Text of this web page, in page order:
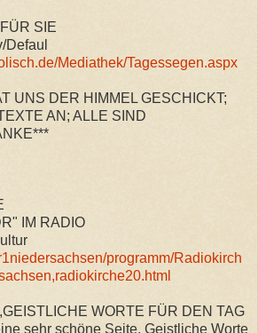
SIE
Defaul
Mediathek/Tagessegen.aspx
UNS DER HIMMEL GESCHICKT;
AN; ALLE SIND
IM RADIO
programm/Radiokirch
WORTE FÜR DEN TAG
sehr schöne Seite, Geistliche Worte